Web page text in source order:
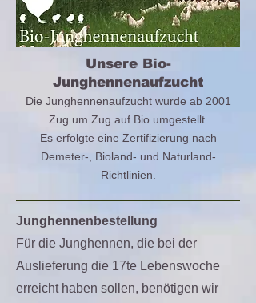
Unsere Bio-
Junghennenaufzucht
Die Junghennenaufzucht wurde ab 2001
Zug um Zug auf Bio umgestellt.
Es erfolgte eine Zertifizierung nach
Demeter-, Bioland- und Naturland-
Richtlinien.
Junghennenbestellung
Für die Junghennen, die bei der
Auslieferung die 17te Lebenswoche
erreicht haben sollen, benötigen wir